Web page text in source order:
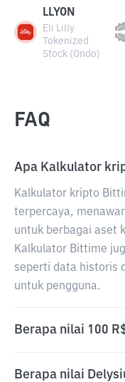
LLYON
Eli Lilly
Tokenized
Stock (Ondo)
FAQ
Apa Kalkulator
Kalkulator kripto
terpercaya,
untuk berbagai aset
Kalkulator Bittime
seperti data historis
untuk pengguna.
Berapa nilai 100
Berapa nilai